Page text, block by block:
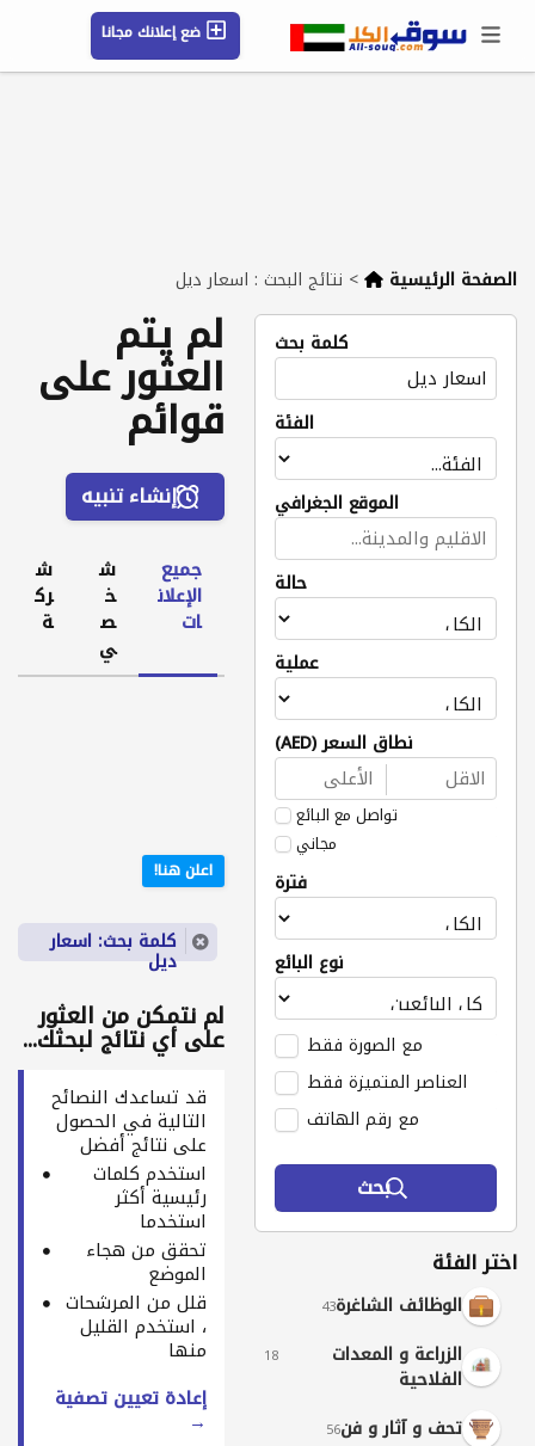
ضع إعلانك مجانا
حسابي / تسجيل
الصفحة الرئيسية > نتائج البحث : اسعار ديل
كلمة بحث
الفئة
الموقع الجغرافي
حالة
عملية
نطاق السعر (AED)
تواصل مع البائع
مجاني
فترة
نوع البائع
مع الصورة فقط
العناصر المتميزة فقط
مع رقم الهاتف
بحث
اختر الفئة
الوظائف الشاغرة43
الزراعة و المعدات
الفلاحية
18
تحف و آثار و فن56
لم يتم
العثور على
قوائم
إنشاء تنبيه
جميع
الإعلان
ات
ش
خ
ص
ي
ش
رك
ة
اعلن هنا!
كلمة بحث: اسعار
ديل
لم نتمكن من العثور
على أي نتائج لبحثك...
قد تساعدك النصائح
التالية في الحصول
على نتائج أفضل
استخدم كلمات
رئيسية أكثر
استخدما
تحقق من هجاء
الموضع
قلل من المرشحات
، استخدم القليل
منها
إعادة تعيين تصفية
→